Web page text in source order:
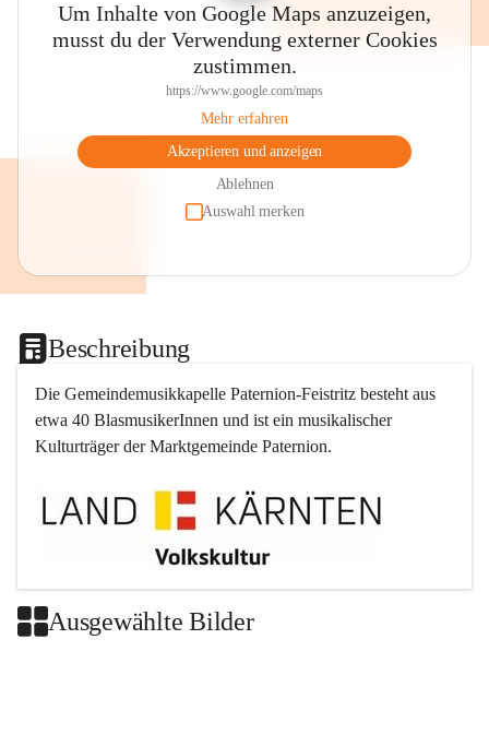
Um Inhalte von Google Maps anzuzeigen,
musst du der Verwendung externer Cookies
zustimmen.
https://www.google.com/maps
Mehr erfahren
Akzeptieren und anzeigen
Ablehnen
Auswahl merken
Beschreibung
Die Gemeindemusikkapelle Paternion-Feistritz besteht aus
etwa 40 BlasmusikerInnen und ist ein musikalischer
Kulturträger der Marktgemeinde Paternion.
Ausgewählte Bilder